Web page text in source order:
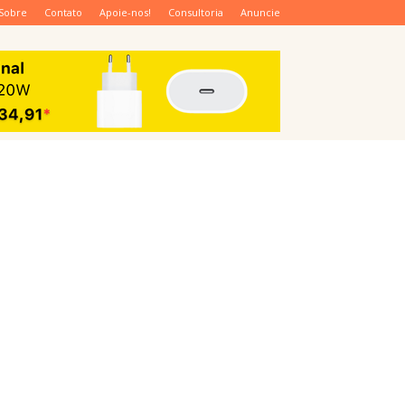
Sobre Contato Apoie-nos! Consultoria Anuncie